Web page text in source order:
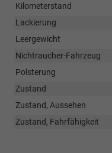
Kilometerstand
Lackierung
Leergewicht
Nichtraucher-Fahrzeug
Polsterung
Zustand
Zustand, Aussehen
Zustand, Fahrfähigkeit